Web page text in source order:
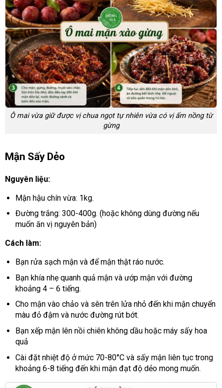
Ô mai vừa giữ được vị chua ngọt tự nhiên vừa có vị ấm nồng từ
gừng
Mận Sấy Dẻo
Nguyên liệu:
Mận hậu chín vừa: 1kg.
Đường trắng: 300-400g. (hoặc không dùng đường nếu
muốn ăn vị nguyên bản)
Cách làm:
Bạn rửa sạch mận và để mận thật ráo nước.
Bạn khía nhẹ quanh quả mận và ướp mận với đường
khoảng 4 – 6 tiếng.
Cho mận vào chảo và sên trên lửa nhỏ đến khi mận chuyển
màu đỏ đậm và nước đường rút bớt.
Bạn xếp mận lên nồi chiên không dầu hoặc máy sấy hoa
quả
Cài đặt nhiệt độ ở mức 70-80°C và sấy mận liên tục trong
khoảng 6-8 tiếng đến khi mận đạt độ dẻo mong muốn.